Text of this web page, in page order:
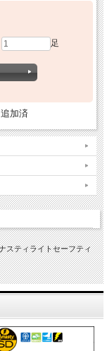
足
加済
スティライトセーフティ